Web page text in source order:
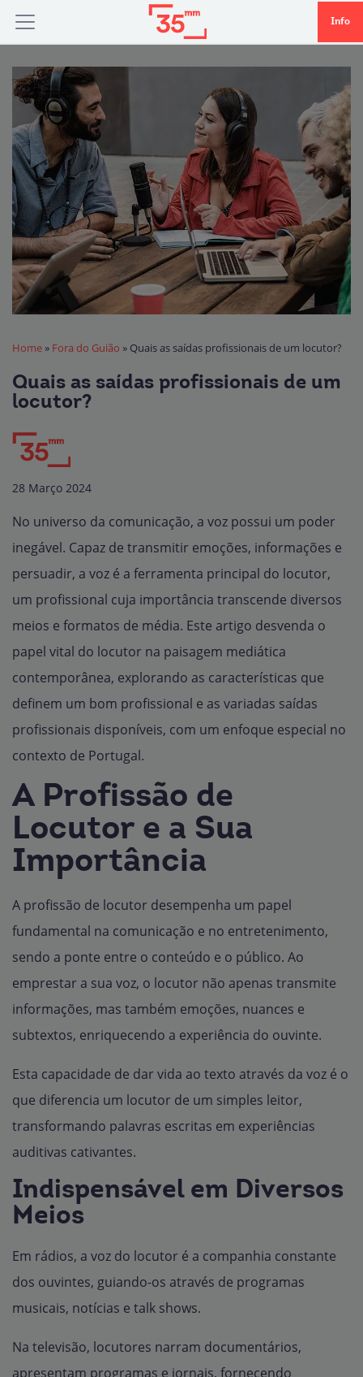
Info
Home » Fora do Guião » Quais as saídas profissionais de um locutor?
Quais as saídas profissionais de um
locutor?
28 Março 2024
No universo da comunicação, a voz possui um poder
inegável. Capaz de transmitir emoções, informações e
persuadir, a voz é a ferramenta principal do locutor,
um profissional cuja importância transcende diversos
meios e formatos de média. Este artigo desvenda o
papel vital do locutor na paisagem mediática
contemporânea, explorando as características que
definem um bom profissional e as variadas saídas
profissionais disponíveis, com um enfoque especial no
contexto de Portugal.
A Profissão de
Locutor e a Sua
Importância
A profissão de locutor desempenha um papel
fundamental na comunicação e no entretenimento,
sendo a ponte entre o conteúdo e o público. Ao
emprestar a sua voz, o locutor não apenas transmite
informações, mas também emoções, nuances e
subtextos, enriquecendo a experiência do ouvinte.
Esta capacidade de dar vida ao texto através da voz é o
que diferencia um locutor de um simples leitor,
transformando palavras escritas em experiências
auditivas cativantes.
Indispensável em Diversos
Meios
Em rádios, a voz do locutor é a companhia constante
dos ouvintes, guiando-os através de programas
musicais, notícias e talk shows.
Na televisão, locutores narram documentários,
apresentam programas e jornais, fornecendo